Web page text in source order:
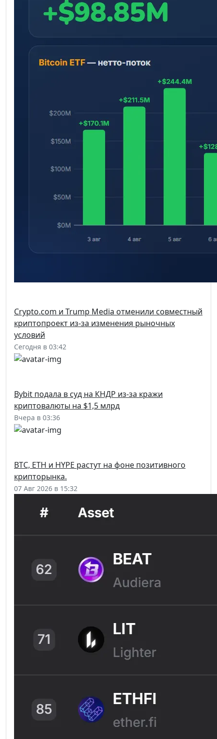
Crypto.com и Trump Media отменили совместный
криптопроект из-за изменения рыночных
условий
Сегодня в 03:42
Bybit подала в суд на КНДР из-за кражи
криптовалюты на $1,5 млрд
Вчера в 03:36
BTC, ETH и HYPE растут на фоне позитивного
крипторынка.
07 Авг 2026 в 15:32